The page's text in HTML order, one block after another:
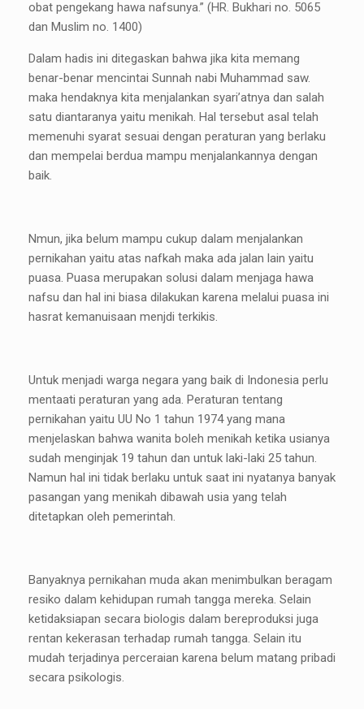
obat pengekang hawa nafsunya.” (HR. Bukhari no. 5065
dan Muslim no. 1400)
Dalam hadis ini ditegaskan bahwa jika kita memang
benar-benar mencintai Sunnah nabi Muhammad saw.
maka hendaknya kita menjalankan syari’atnya dan salah
satu diantaranya yaitu menikah. Hal tersebut asal telah
memenuhi syarat sesuai dengan peraturan yang berlaku
dan mempelai berdua mampu menjalankannya dengan
baik.
Nmun, jika belum mampu cukup dalam menjalankan
pernikahan yaitu atas nafkah maka ada jalan lain yaitu
puasa. Puasa merupakan solusi dalam menjaga hawa
nafsu dan hal ini biasa dilakukan karena melalui puasa ini
hasrat kemanuisaan menjdi terkikis.
Untuk menjadi warga negara yang baik di Indonesia perlu
mentaati peraturan yang ada. Peraturan tentang
pernikahan yaitu UU No 1 tahun 1974 yang mana
menjelaskan bahwa wanita boleh menikah ketika usianya
sudah menginjak 19 tahun dan untuk laki-laki 25 tahun.
Namun hal ini tidak berlaku untuk saat ini nyatanya banyak
pasangan yang menikah dibawah usia yang telah
ditetapkan oleh pemerintah.
Banyaknya pernikahan muda akan menimbulkan beragam
resiko dalam kehidupan rumah tangga mereka. Selain
ketidaksiapan secara biologis dalam bereproduksi juga
rentan kekerasan terhadap rumah tangga. Selain itu
mudah terjadinya perceraian karena belum matang pribadi
secara psikologis.